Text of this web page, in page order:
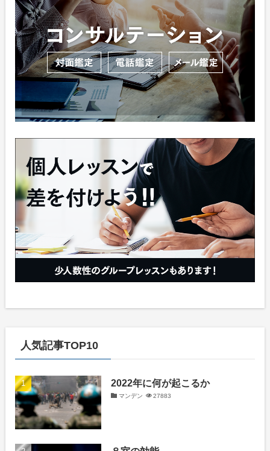
人気記事TOP10
2022年に何が起こるか
マンデン 27883